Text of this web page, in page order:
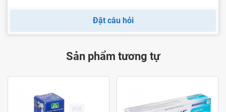
Đặt câu hỏi
Sản phẩm tương tự